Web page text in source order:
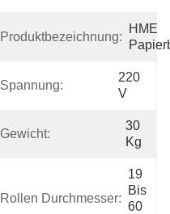
Produktbezeichnung:
HME
Spannung:
220
V
Gewicht:
30
Kg
Rollen Durchmesser:
19
Bis
60